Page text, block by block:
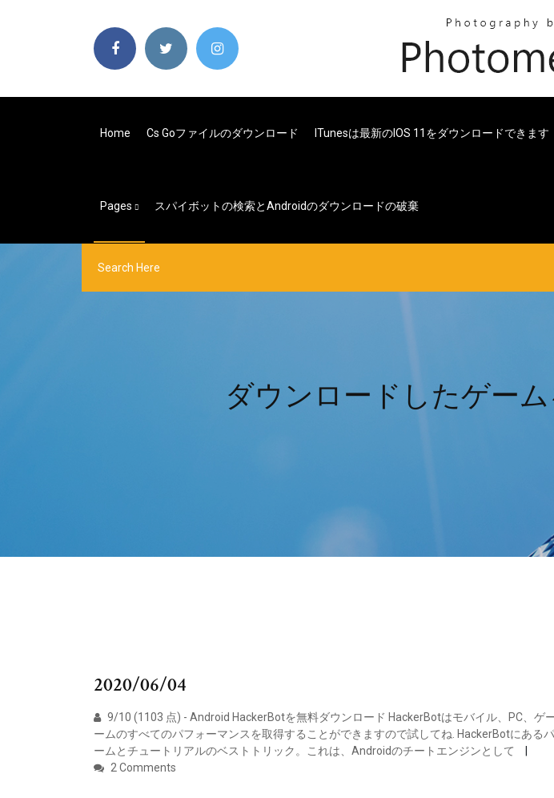
Home Cs Goファイルのダウンロード ITunesは最新のiOS 11をダウンロードできます
Pages スパイボットの検索とAndroidのダウンロードの破棄
ダウンロードしたゲー
2020/06/04
9/10 (1103 点) - Android HackerBotを無料ダウンロード HackerBotはモバイル、PC、ゲ
ームのすべてのパフォーマンスを取得することができますので試してね. HackerBotにある
ームとチュートリアルのベストトリック。これは、Androidのチートエンジンとして
2 Comments